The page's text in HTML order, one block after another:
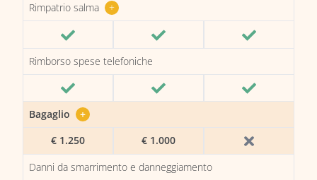
Rimpatrio salma +
Rimborso spese telefoniche
Bagaglio
+
€ 1.250
€ 1.000
Danni da smarrimento e danneggiamento